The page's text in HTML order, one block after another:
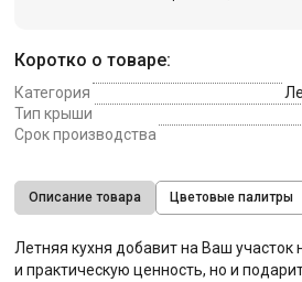
Коротко о товаре:
Категория
Тип крыши
Срок производства
Описание товара Цветовые палитры
Летняя кухня добавит на Ваш участок
и практическую ценность, но и